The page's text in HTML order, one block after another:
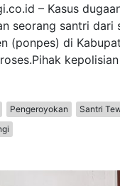
– Kasus
seorang santri dari
(ponpes) di
Pengeroyokan Santri